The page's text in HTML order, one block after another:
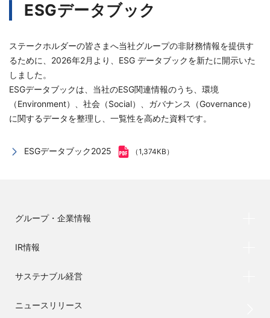
ESGデータブック
ステークホルダーの皆さまへ当社グループの非財務情報を提供す
るために、2026年2月より、ESG データブックを新たに開示いた
しました。
ESGデータブックは、当社のESG関連情報のうち、環境
（Environment）、社会（Social）、ガバナンス（Governance）
に関するデータを整理し、一覧性を高めた資料です。
ESGデータブック2025 （1,374KB）
グループ・企業情報
IR情報
サステナブル経営
ニュースリリース